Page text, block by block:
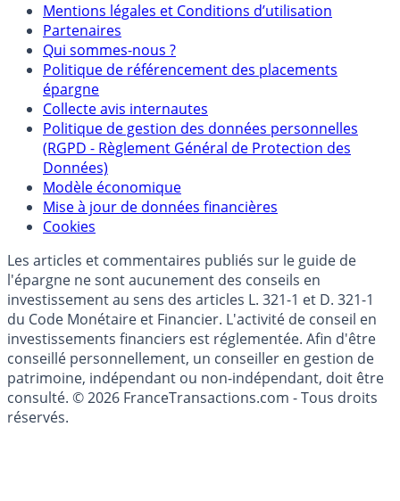
Mentions légales et Conditions d’utilisation
Partenaires
Qui sommes-nous ?
Politique de référencement des placements
épargne
Collecte avis internautes
Politique de gestion des données personnelles
(RGPD - Règlement Général de Protection des
Données)
Modèle économique
Mise à jour de données financières
Cookies
Les articles et commentaires publiés sur le guide de
l'épargne ne sont aucunement des conseils en
investissement au sens des articles L. 321-1 et D. 321-1
du Code Monétaire et Financier. L'activité de conseil en
investissements financiers est réglementée. Afin d'être
conseillé personnellement, un conseiller en gestion de
patrimoine, indépendant ou non-indépendant, doit être
consulté. © 2026 FranceTransactions.com - Tous droits
réservés.